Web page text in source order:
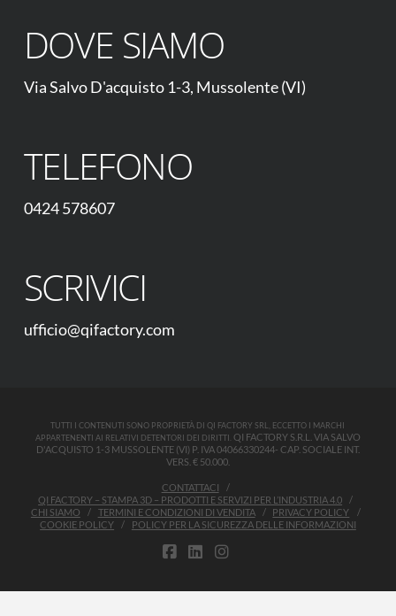
DOVE SIAMO
Via Salvo D'acquisto 1-3, Mussolente (VI)
TELEFONO
0424 578607
SCRIVICI
ufficio@qifactory.com
TUTTI I CONTENUTI SONO PROPRIETÀ DI QI FACTORY SRL, ECCETTO I MARCHI
APPARTENENTI AI RELATIVI DETENTORI DEI DIRITTI. QI FACTORY S.R.L. VIA SALVO
D'ACQUISTO 1-3 MUSSOLENTE (VI) P. IVA 04066330244- CAP. SOCIALE INT.
VERS. € 50.000.
CONTATTACI
QI FACTORY – STAMPA 3D – PRODOTTI E SERVIZI PER L’INDUSTRIA 4.0
CHI SIAMO
TERMINI E CONDIZIONI DI VENDITA
PRIVACY POLICY
COOKIE POLICY
POLICY PER LA SICUREZZA DELLE INFORMAZIONI